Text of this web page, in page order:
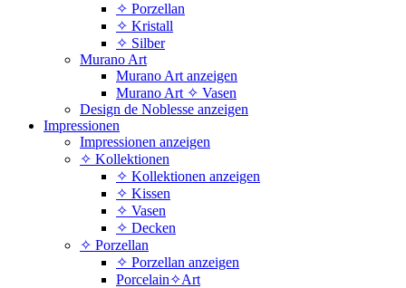
✧ Porzellan
✧ Kristall
✧ Silber
Murano Art
Murano Art anzeigen
Murano Art ✧ Vasen
Design de Noblesse anzeigen
Impressionen
Impressionen anzeigen
✧ Kollektionen
✧ Kollektionen anzeigen
✧ Kissen
✧ Vasen
✧ Decken
✧ Porzellan
✧ Porzellan anzeigen
Porcelain✧Art